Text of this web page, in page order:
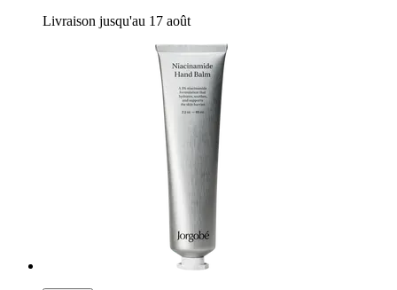
Livraison jusqu'au 17 août